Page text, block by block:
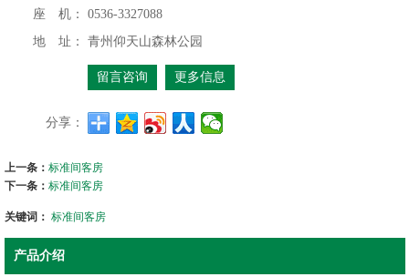
座 机：
0536-3327088
地 址：
青州仰天山森林公园
留言咨询 更多信息
分享：
上一条： 标准间客房
下一条： 标准间客房
关键词： 标准间客房
产品介绍